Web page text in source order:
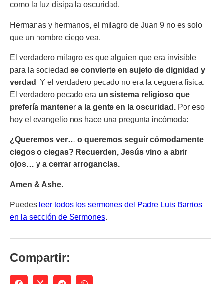
como la luz disipa la oscuridad.
Hermanas y hermanos, el milagro de Juan 9 no es solo
que un hombre ciego vea.
El verdadero milagro es que alguien que era invisible
para la sociedad se convierte en sujeto de dignidad y
verdad . Y el verdadero pecado no era la ceguera física.
El verdadero pecado era un sistema religioso que
prefería mantener a la gente en la oscuridad. Por eso
hoy el evangelio nos hace una pregunta incómoda:
¿Queremos ver… o queremos seguir cómodamente
ciegos o ciegas? Recuerden, Jesús vino a abrir
ojos… y a cerrar arrogancias.
Amen & Ashe.
Puedes leer todos los sermones del Padre Luis Barrios
en la sección de Sermones.
Compartir: